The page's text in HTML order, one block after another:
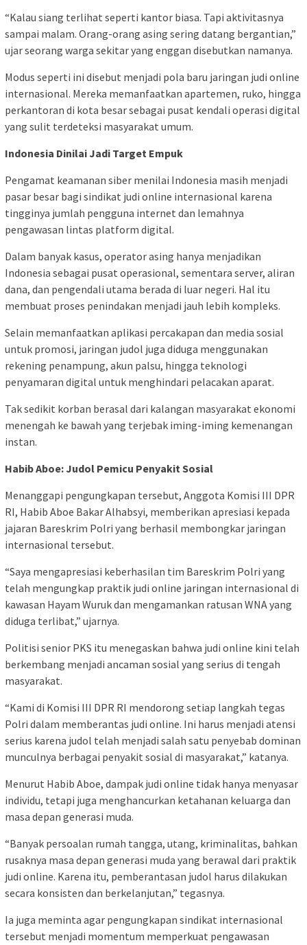
“Kalau siang terlihat seperti kantor biasa. Tapi aktivitasnya
sampai malam. Orang-orang asing sering datang bergantian,”
ujar seorang warga sekitar yang enggan disebutkan namanya.
Modus seperti ini disebut menjadi pola baru jaringan judi online
internasional. Mereka memanfaatkan apartemen, ruko, hingga
perkantoran di kota besar sebagai pusat kendali operasi digital
yang sulit terdeteksi masyarakat umum.
Indonesia Dinilai Jadi Target Empuk
Pengamat keamanan siber menilai Indonesia masih menjadi
pasar besar bagi sindikat judi online internasional karena
tingginya jumlah pengguna internet dan lemahnya
pengawasan lintas platform digital.
Dalam banyak kasus, operator asing hanya menjadikan
Indonesia sebagai pusat operasional, sementara server, aliran
dana, dan pengendali utama berada di luar negeri. Hal itu
membuat proses penindakan menjadi jauh lebih kompleks.
Selain memanfaatkan aplikasi percakapan dan media sosial
untuk promosi, jaringan judol juga diduga menggunakan
rekening penampung, akun palsu, hingga teknologi
penyamaran digital untuk menghindari pelacakan aparat.
Tak sedikit korban berasal dari kalangan masyarakat ekonomi
menengah ke bawah yang terjebak iming-iming kemenangan
instan.
Habib Aboe: Judol Pemicu Penyakit Sosial
Menanggapi pengungkapan tersebut, Anggota Komisi III DPR
RI, Habib Aboe Bakar Alhabsyi, memberikan apresiasi kepada
jajaran Bareskrim Polri yang berhasil membongkar jaringan
internasional tersebut.
“Saya mengapresiasi keberhasilan tim Bareskrim Polri yang
telah mengungkap praktik judi online jaringan internasional di
kawasan Hayam Wuruk dan mengamankan ratusan WNA yang
diduga terlibat,” ujarnya.
Politisi senior PKS itu menegaskan bahwa judi online kini telah
berkembang menjadi ancaman sosial yang serius di tengah
masyarakat.
“Kami di Komisi III DPR RI mendorong setiap langkah tegas
Polri dalam memberantas judi online. Ini harus menjadi atensi
serius karena judol telah menjadi salah satu penyebab dominan
munculnya berbagai penyakit sosial di masyarakat,” katanya.
Menurut Habib Aboe, dampak judi online tidak hanya menyasar
individu, tetapi juga menghancurkan ketahanan keluarga dan
masa depan generasi muda.
“Banyak persoalan rumah tangga, utang, kriminalitas, bahkan
rusaknya masa depan generasi muda yang berawal dari praktik
judi online. Karena itu, pemberantasan judol harus dilakukan
secara konsisten dan berkelanjutan,” tegasnya.
Ia juga meminta agar pengungkapan sindikat internasional
tersebut menjadi momentum memperkuat pengawasan